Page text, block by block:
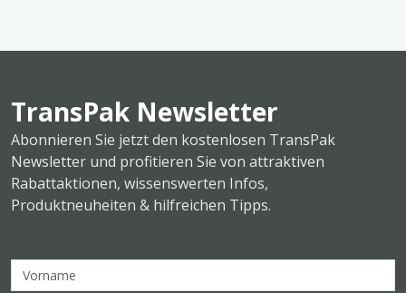
TransPak Newsletter
Abonnieren Sie jetzt den kostenlosen TransPak
Newsletter und profitieren Sie von attraktiven
Rabattaktionen, wissenswerten Infos,
Produktneuheiten & hilfreichen Tipps.